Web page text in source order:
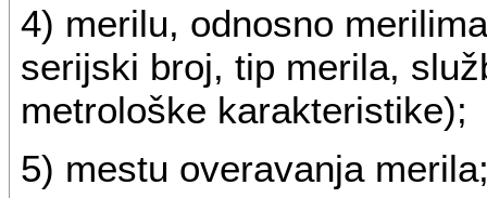
4) merilu, odnosno
serijski broj, tip merila,
metrološke karakteristike);
5) mestu overavanja